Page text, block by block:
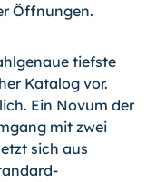
Öffnungen.
tiefste
Katalog vor.
Ein Novum der
mit zwei
sich aus